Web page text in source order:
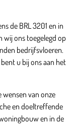
de BRL 3201 en in
wij ons toegelegd op
bedrijfsvloeren.
u bij ons aan het
wensen van onze
en doeltreffende
en in de